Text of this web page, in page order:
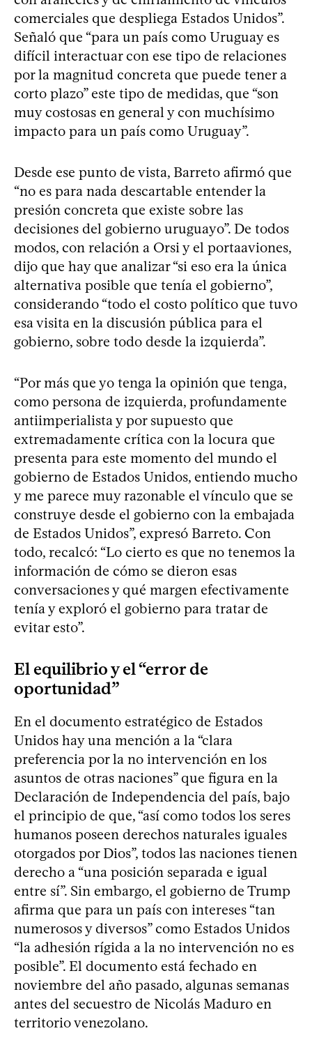
comerciales que despliega Estados Unidos”.
Señaló que “para un país como Uruguay es
difícil interactuar con ese tipo de relaciones
por la magnitud concreta que puede tener a
corto plazo” este tipo de medidas, que “son
muy costosas en general y con muchísimo
impacto para un país como Uruguay”.
Desde ese punto de vista, Barreto afirmó que
“no es para nada descartable entender la
presión concreta que existe sobre las
decisiones del gobierno uruguayo”. De todos
modos, con relación a Orsi y el portaaviones,
dijo que hay que analizar “si eso era la única
alternativa posible que tenía el gobierno”,
considerando “todo el costo político que tuvo
esa visita en la discusión pública para el
gobierno, sobre todo desde la izquierda”.
“Por más que yo tenga la opinión que tenga,
como persona de izquierda, profundamente
antiimperialista y por supuesto que
extremadamente crítica con la locura que
presenta para este momento del mundo el
gobierno de Estados Unidos, entiendo mucho
y me parece muy razonable el vínculo que se
construye desde el gobierno con la embajada
de Estados Unidos”, expresó Barreto. Con
todo, recalcó: “Lo cierto es que no tenemos la
información de cómo se dieron esas
conversaciones y qué margen efectivamente
tenía y exploró el gobierno para tratar de
evitar esto”.
El equilibrio y el “error de
oportunidad”
En el documento estratégico de Estados
Unidos hay una mención a la “clara
preferencia por la no intervención en los
asuntos de otras naciones” que figura en la
Declaración de Independencia del país, bajo
el principio de que, “así como todos los seres
humanos poseen derechos naturales iguales
otorgados por Dios”, todos las naciones tienen
derecho a “una posición separada e igual
entre sí”. Sin embargo, el gobierno de Trump
afirma que para un país con intereses “tan
numerosos y diversos” como Estados Unidos
“la adhesión rígida a la no intervención no es
posible”. El documento está fechado en
noviembre del año pasado, algunas semanas
antes del secuestro de Nicolás Maduro en
territorio venezolano.